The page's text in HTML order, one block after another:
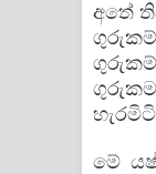
අතේ
මේ